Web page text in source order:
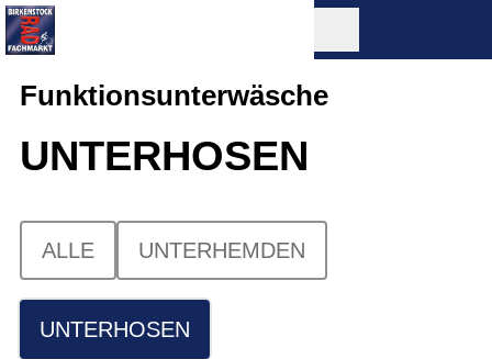
Funktionsunterwäsche
UNTERHOSEN
ALLE UNTERHEMDEN
UNTERHOSEN